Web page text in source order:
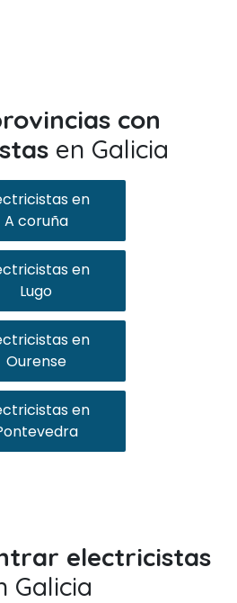
con
en Galicia
en
A coruña
en
Lugo
en
Ourense
en
electricistas
Galicia